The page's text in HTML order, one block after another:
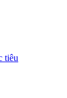
tiêu